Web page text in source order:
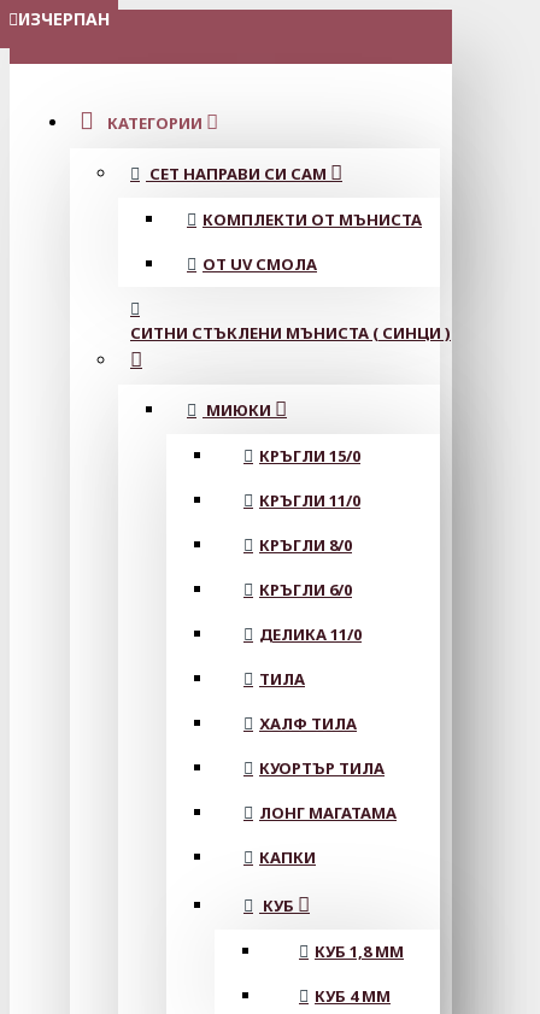
МЕНЮ
КАТЕГОРИИ
СЕТ НАПРАВИ СИ САМ
КОМПЛЕКТИ ОТ МЪНИСТА
ОТ UV СМОЛА
СИТНИ СТЪКЛЕНИ МЪНИСТА ( СИНЦИ )
МИЮКИ
КРЪГЛИ 15/0
КРЪГЛИ 11/0
КРЪГЛИ 8/0
КРЪГЛИ 6/0
ДЕЛИКА 11/0
ТИЛА
ХАЛФ ТИЛА
КУОРТЪР ТИЛА
ЛОНГ МАГАТАМА
КАПКИ
КУБ
КУБ 1,8 ММ
КУБ 4 ММ
ИЗЧЕРПАН
ИЗЧЕРПАН